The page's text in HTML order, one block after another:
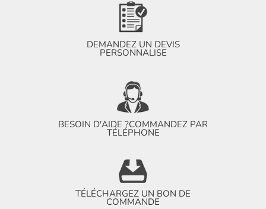
DEMANDEZ UN DEVIS
PERSONNALISE
BESOIN D'AIDE ?COMMANDEZ PAR
TÉLÉPHONE
TÉLÉCHARGEZ UN BON DE
COMMANDE